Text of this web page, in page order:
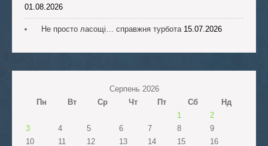
01.08.2026
Не просто ласощі… справжня турбота 15.07.2026
Серпень 2026
Пн
Вт Ср Чт Пт Сб
Нд
1
2
3
4 5 6 7 8
9
10
11 12 13 14 15
16